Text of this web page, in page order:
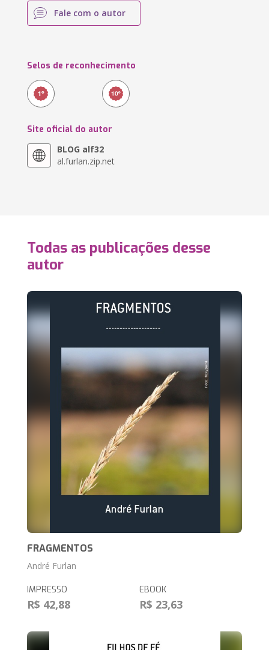
Fale com o autor
Selos de reconhecimento
Site oficial do autor
BLOG alf32
al.furlan.zip.net
Todas as publicações desse
autor
FRAGMENTOS
André Furlan
IMPRESSO
R$ 42,88
EBOOK
R$ 23,63